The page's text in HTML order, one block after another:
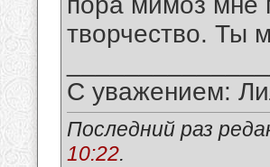
творчество. Ты
С уважением:
Последний раз
10:22.